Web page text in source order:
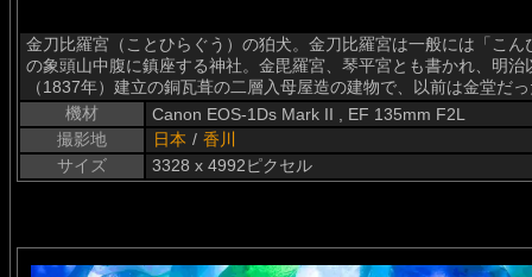
金刀比羅宮（ことひらぐう）の狛犬。金刀比羅宮は一般には「こ
の象頭山中腹に鎮座する神社。金毘羅宮、琴平宮とも書かれ、明
（1837年）建立の銅瓦葺の二層入母屋造の建物で、以前は金堂だ
機材
Canon EOS-1Ds Mark II , EF 135mm F2L
撮影地
日本 / 香川
サイズ
3328 x 4992ピクセル